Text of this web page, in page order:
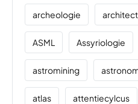
archeologie
ASML Assyriologie
astromining
atlas attentiecylcus